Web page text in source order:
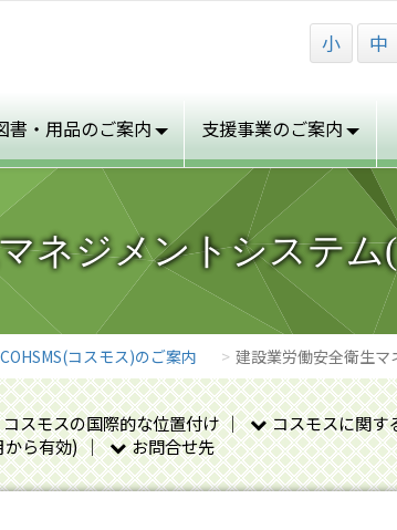
小 中
書・用品のご案内 支援事業のご案内
ネジメントシステム
COHSMS(コスモス)のご案内 建設業労働安全衛生マ
コスモスの国際的な位置付け
コスモスに関す
ら有効)
お問合せ先